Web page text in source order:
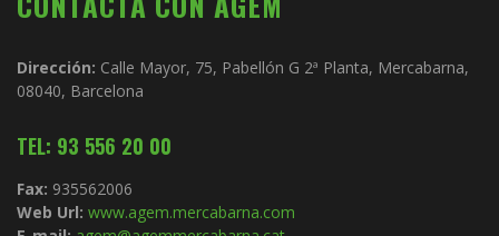
Dirección: Calle Mayor, 75, Pabellón G 2ª Planta, Mercabarna,
08040, Barcelona
TEL: 93 556 20 00
Fax: 935562006
Web Url: www.agem.mercabarna.com